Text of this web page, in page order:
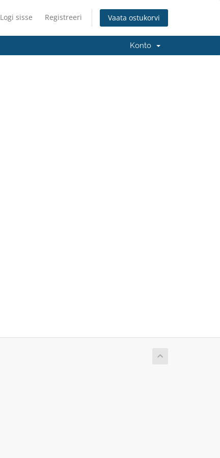
Logi sisse Registreeri Vaata ostukorvi
Konto